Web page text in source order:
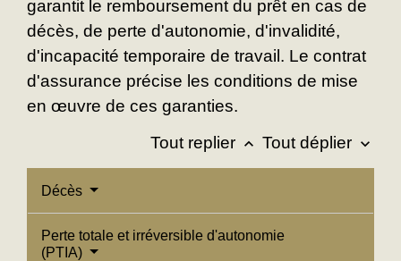
garantit le remboursement du prêt en cas de
décès, de perte d'autonomie, d'invalidité,
d'incapacité temporaire de travail. Le contrat
d'assurance précise les conditions de mise
en œuvre de ces garanties.
Tout replier keyboard_arrow_up Tout déplier keyboard_arrow_down
Décès
Perte totale et irréversible d'autonomie
(PTIA)